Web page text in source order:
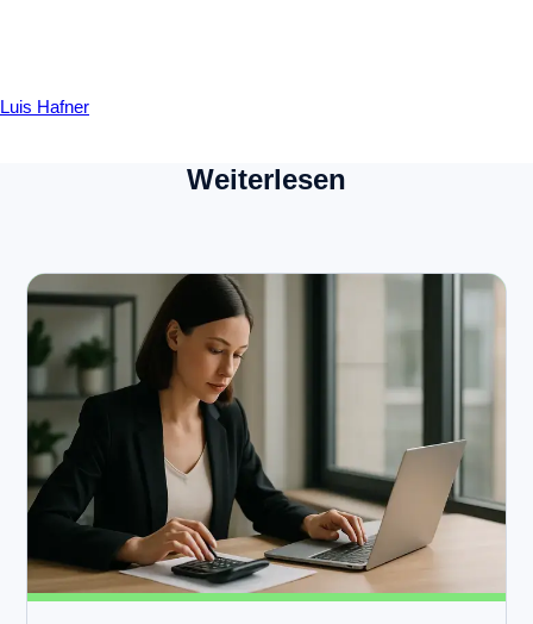
Luis Hafner
Weiterlesen